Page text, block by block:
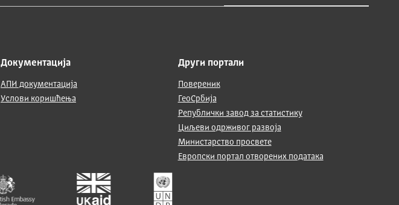
Документација
АПИ документација
Услови коришћења
Други портали
Повереник
ГеоСрбија
Републички завод за статистику
Циљеви одрживог развоја
Министарство просвете
Европски портал отворених података